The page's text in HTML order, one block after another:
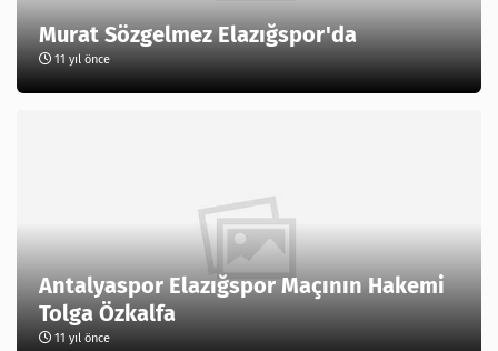
Murat Sözgelmez Elazığspor'da
11 yıl önce
Antalyaspor Elazığspor Maçının Hakemi
Tolga Özkalfa
11 yıl önce